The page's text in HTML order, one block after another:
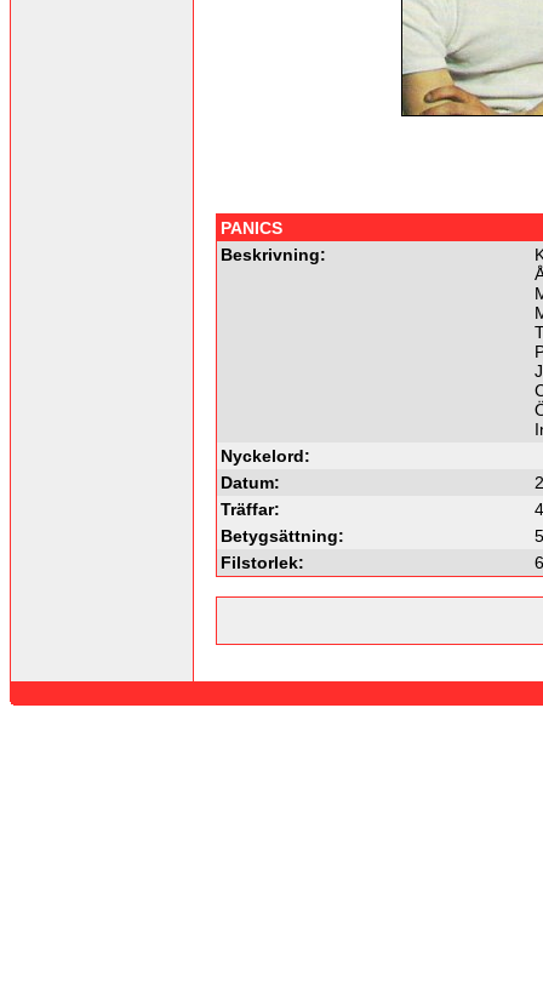
PANICS
Beskrivning:
Nyckelord:
Datum:
Träffar:
Betygsättning:
Filstorlek: